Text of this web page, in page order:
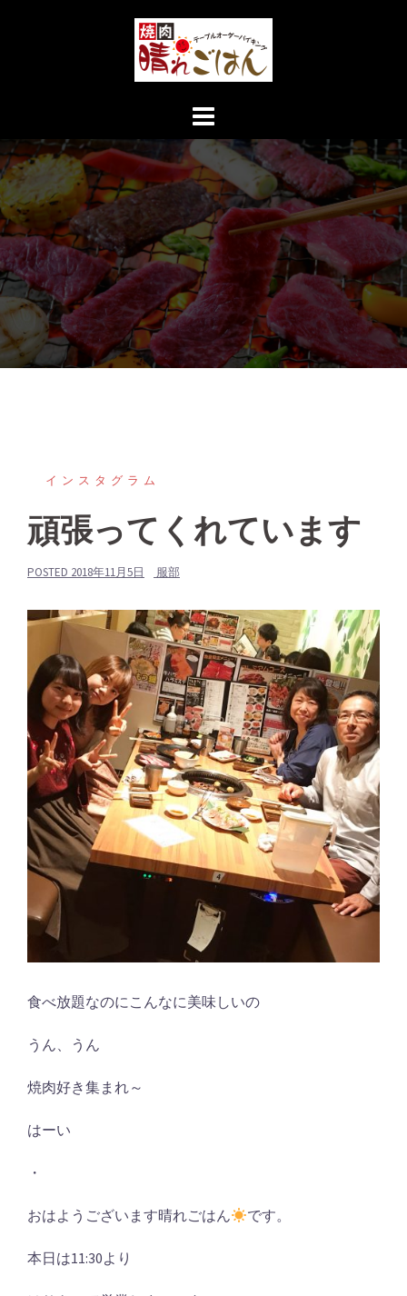
ス
キ
ッ
プ
インスタグラム
頑張ってくれています
POSTED 2018年11月5日 服部
食べ放題なのにこんなに美味しいの
うん、うん
焼肉好き集まれ～
はーい
・
おはようございます晴れごはん です。
本日は11:30より